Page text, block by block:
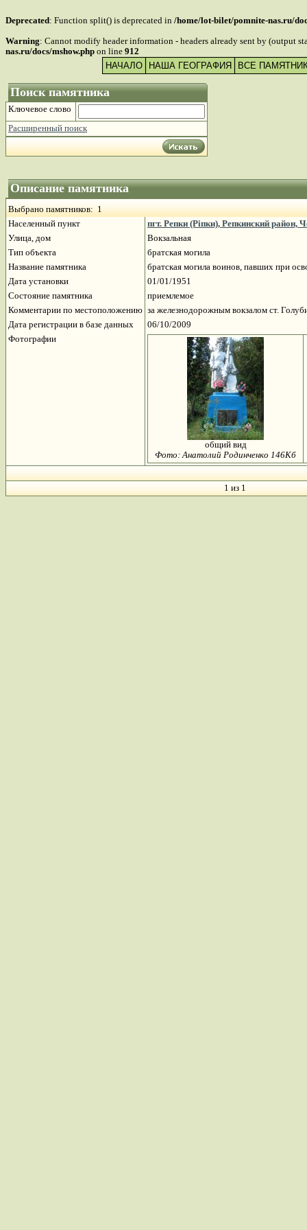
Deprecated: Function split() is deprecated in /home/lot-bilet/pomnite-nas.ru/
Warning: Cannot modify header information - headers already sent by (output
nas.ru/docs/mshow.php on line 912
НАЧАЛО НАША ГЕОГРАФИЯ ВСЕ
Поиск памятника
Ключевое слово
Расширенный поиск
Описание памятника
Выбрано памятников: 1
Населенный пункт
пгт. Репки (Ріпки), Репкинский район,
Улица, дом
Вокзальная
Тип объекта
братская могила
Название памятника
братская могила воинов, павших при
Дата установки
01/01/1951
Состояние памятника
приемлемое
Комментарии по местоположению за железнодорожным вокзалом ст.
Дата регистрации в базе данных
06/10/2009
Фотографии
общий вид
Фото: Анатолий Родинченко 146Кб
1 из 1